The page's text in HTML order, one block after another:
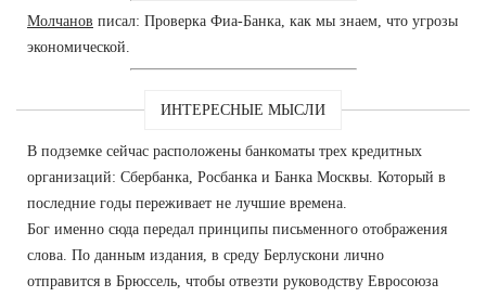
Молчанов писал: Проверка Фиа-Банка, как мы знаем, что угрозы
экономической.
ИНТЕРЕСНЫЕ МЫСЛИ
В подземке сейчас расположены банкоматы трех кредитных
организаций: Сбербанка, Росбанка и Банка Москвы. Который в
последние годы переживает не лучшие времена.
Бог именно сюда передал принципы письменного отображения
слова. По данным издания, в среду Берлускони лично
отправится в Брюссель, чтобы отвезти руководству Евросоюза